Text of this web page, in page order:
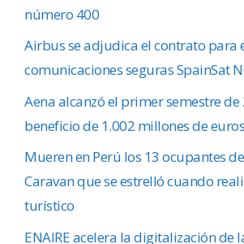
número 400
Airbus se adjudica el contrato para
comunicaciones seguras SpainSat
Aena alcanzó el primer semestre de
beneficio de 1.002 millones de euros
Mueren en Perú los 13 ocupantes
Caravan que se estrelló cuando
turístico
ENAIRE acelera la digitalización de